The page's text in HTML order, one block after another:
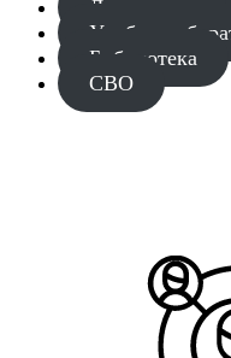
Документы
Учебно-
Библиотека
СВО